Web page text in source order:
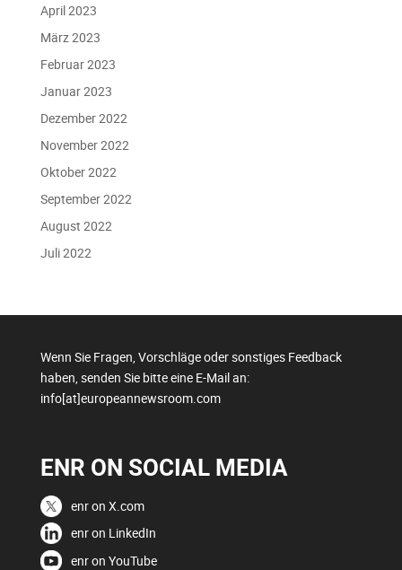
April 2023
März 2023
Februar 2023
Januar 2023
Dezember 2022
November 2022
Oktober 2022
September 2022
August 2022
Juli 2022
Wenn Sie Fragen, Vorschläge oder sonstiges Feedback
haben, senden Sie bitte eine E-Mail an:
info[at]europeannewsroom.com
ENR ON SOCIAL MEDIA
enr on X.com
enr on LinkedIn
enr on YouTube